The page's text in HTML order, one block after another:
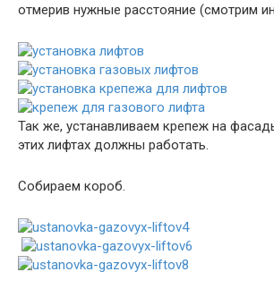
отмерив нужные расстояние (смотрим
Так же, устанавливаем крепеж на
этих лифтах должны работать.
Собираем короб.